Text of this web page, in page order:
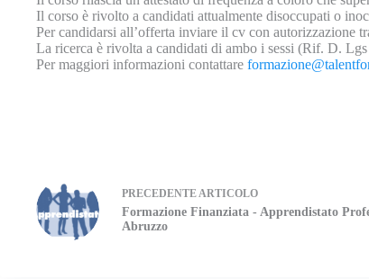
Il corso è rivolto a candidati attualmente disoccupati o
Per candidarsi all’offerta inviare il cv con autorizzazione
La ricerca è rivolta a candidati di ambo i sessi (Rif. D.
Per maggiori informazioni contattare
PRECEDENTEARTICOLO
Formazione Finanziata - Apprendistato
Abruzzo